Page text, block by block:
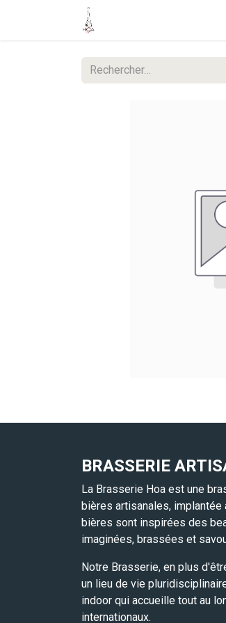
BRASSERIE
La Brasserie Hoa est une
bières artisanales, implantée
bières sont inspirées des
imaginées, brassées et
Notre Brasserie, en plus
un lieu de vie
indoor qui accueille tout au
internationaux.